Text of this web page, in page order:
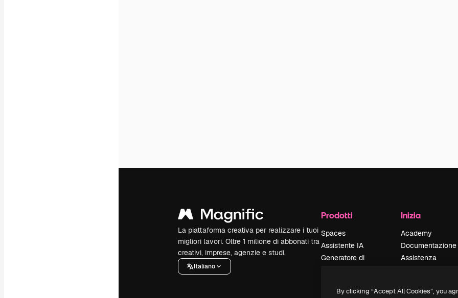
La piattaforma creativa per realizzare i tuoi
migliori lavori. Oltre 1 milione di abbonati tra
creativi, imprese, agenzie e studi.
Italiano
Prodotti
Spaces
Assistente IA
Generatore di
Inizia
Academy
Documentazione
Assistenza
Politica sulla
By clicking “Accept All Cookies”, you